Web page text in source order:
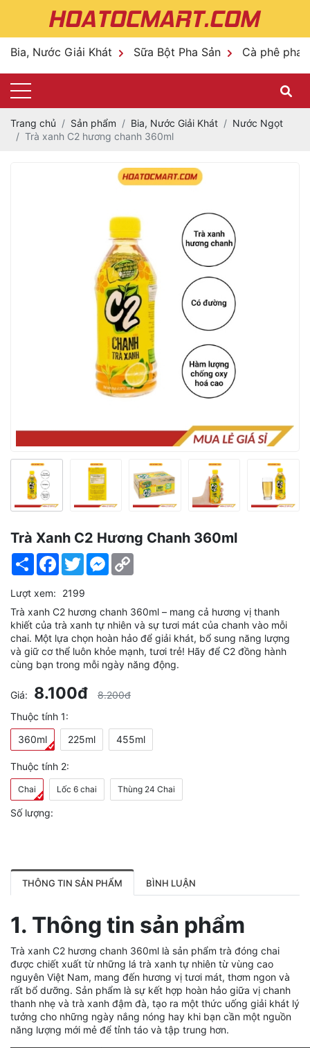
Bia, Nước Giải Khát Sữa Bột Pha Sản Cà phê pha
Trang chủ Sản phẩm Bia, Nước Giải Khát
Nước Ngọt
Trà xanh C2 hương chanh 360ml
Trà Xanh C2 Hương Chanh 360ml
Share Facebook
TwitterMessenger
Lượt xem:
2199
Trà xanh C2 hương chanh 360ml – mang cả hương vị thanh
khiết của trà xanh tự nhiên và sự tươi mát của chanh vào mỗi
chai. Một lựa chọn hoàn hảo để giải khát, bổ sung năng lượng
và giữ cơ thể luôn khỏe mạnh, tươi trẻ! Hãy để C2 đồng hành
cùng bạn trong mỗi ngày năng động.
Giá: 8.100đ
8.200đ
Thuộc tính 1:
360ml
225ml 455ml
Thuộc tính 2:
Chai Lốc 6 chai Thùng 24 Chai
Số lượng:
THÔNG TIN SẢN PHẨM BÌNH LUẬN
1. Thông tin sản phẩm
Trà xanh C2 hương chanh 360ml là sản phẩm trà đóng chai
được chiết xuất từ những lá trà xanh tự nhiên từ vùng cao
nguyên Việt Nam, mang đến hương vị tươi mát, thơm ngon và
rất bổ dưỡng. Sản phẩm là sự kết hợp hoàn hảo giữa vị chanh
thanh nhẹ và trà xanh đậm đà, tạo ra một thức uống giải khát lý
tưởng cho những ngày nắng nóng hay khi bạn cần một nguồn
năng lượng mới mẻ để tỉnh táo và tập trung hơn.